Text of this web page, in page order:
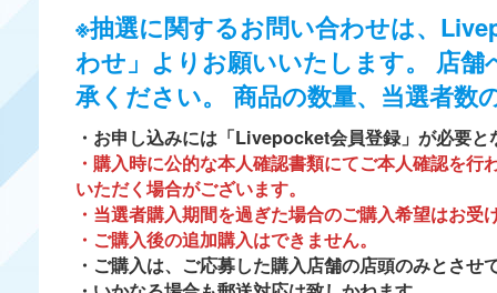
※抽選に関するお問い合わせは、
わせ」よりお願いいたします。 店
承ください。 商品の数量、当選者
・お申し込みには「Livepocket会員登録」が必要と
・ 購入時に公的な本人確認書類にてご本人確認を
いただく場合がございます。
・ 当選者購入期間を過ぎた場合のご購入希望はお受
・ご購入後の追加購入はできません。
・ご購入は、ご応募した購入店舗の店頭のみとさせ